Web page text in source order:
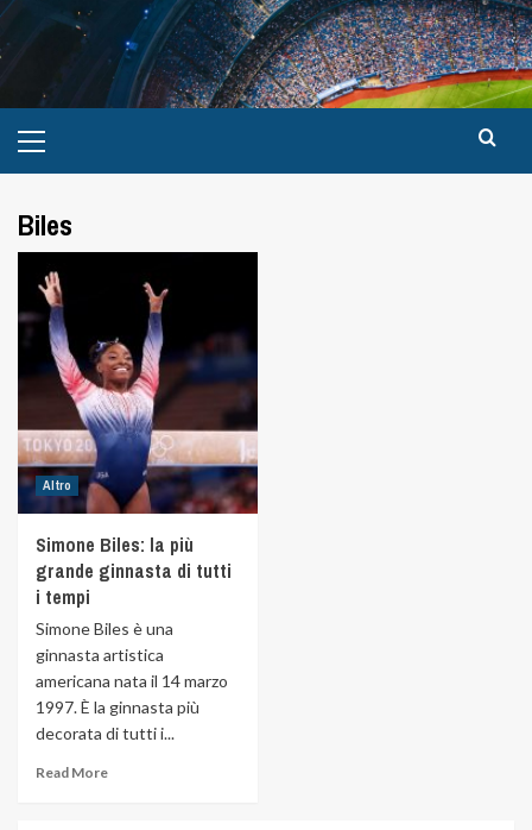
Biles
Altro
Simone Biles: la più
grande ginnasta di tutti
i tempi
Simone Biles è una
ginnasta artistica
americana nata il 14 marzo
1997. È la ginnasta più
decorata di tutti i...
Read More